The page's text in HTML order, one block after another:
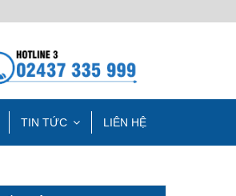
TIN TỨC LIÊN HỆ